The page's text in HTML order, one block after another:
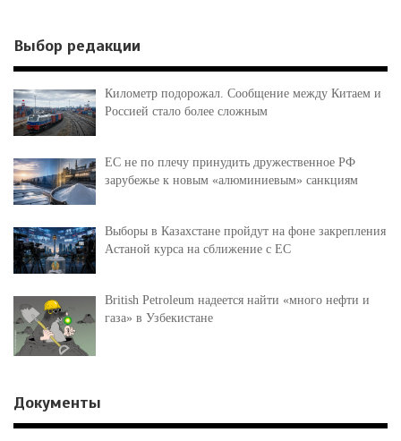
Выбор редакции
Километр подорожал. Сообщение между Китаем и
Россией стало более сложным
ЕС не по плечу принудить дружественное РФ
зарубежье к новым «алюминиевым» санкциям
Выборы в Казахстане пройдут на фоне закрепления
Астаной курса на сближение с ЕС
British Petroleum надеется найти «много нефти и
газа» в Узбекистане
Документы